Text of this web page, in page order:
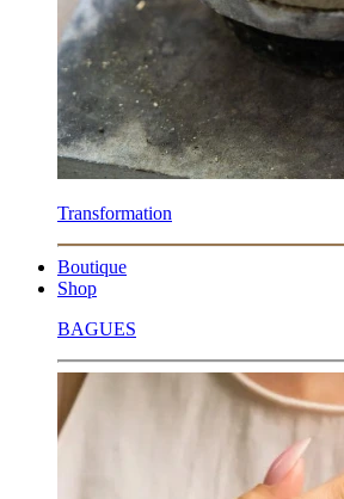
Transformation
Boutique
Shop
BAGUES